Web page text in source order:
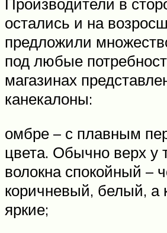
остались и на
предложили
под любые
магазинах
канекалоны:
омбре – с плавным
цвета. Обычно верх у
волокна спокойный –
коричневый, белый, а
яркие;